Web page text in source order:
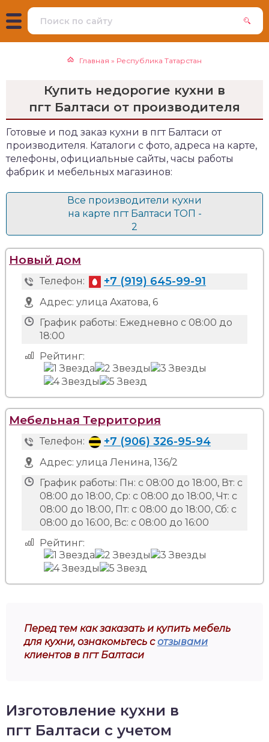
Главная » Республика Татарстан
Купить недорогие кухни в
пгт Балтаси от производителя
Готовые и под заказ кухни в пгт Балтаси от
производителя. Каталоги с фото, адреса на карте,
телефоны, официальные сайты, часы работы
фабрик и мебельных магазинов:
Все производители кухни
на карте пгт Балтаси ТОП -
2
Новый дом
Телефон: +7 (919) 645-99-91
Адрес: улица Ахатова, 6
График работы: Ежедневно с 08:00 до
18:00
Рейтинг:
Мебельная Территория
Телефон: +7 (906) 326-95-94
Адрес: улица Ленина, 136/2
График работы: Пн: с 08:00 до 18:00, Вт: с
08:00 до 18:00, Ср: с 08:00 до 18:00, Чт: с
08:00 до 18:00, Пт: с 08:00 до 18:00, Сб: с
08:00 до 16:00, Вс: с 08:00 до 16:00
Рейтинг:
Перед тем как заказать и купить мебель
для кухни, ознакомьтесь сотзывами
клиентов в пгт Балтаси
Изготовление кухни в
пгт Балтаси с учетом